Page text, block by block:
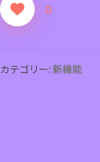
0
カテゴリー: 新機能